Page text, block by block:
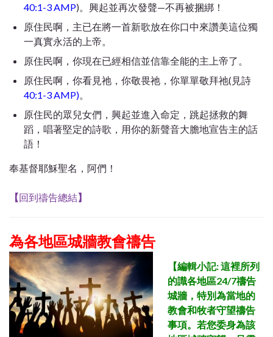
40:1-3 AMP)。興起並再次發聲—不再被捆綁！
原住民啊，主已在將一首新歌放在你口中來讚美這位獨
一真實永活的上帝。
原住民啊，你現在已經相信並信靠全能的主上帝了。
原住民啊，你看見祂，你敬畏祂，你單單敬拜祂(見詩
40:1-3 AMP)
原住民的眾兒女們，興起並進入命定，跳起拯救的舞
蹈，唱著堅定的詩歌，用你的新聲音大膽地宣告主的話
語！
奉基督耶穌聖名，阿們！
【回到禱告總結】
為各地區城牆教會禱告
【編輯小記: 這裡所列
的識各地區24/7禱告
城牆，特別為當地的
教會和牧者守望禱告
事項。若您委身為該